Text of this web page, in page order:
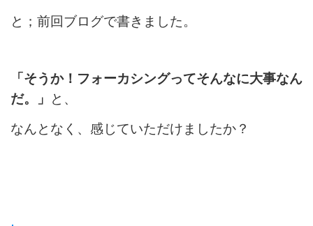
と；前回ブログで書きました。
「そうか！フォーカシングってそんなに大事なん
だ。」
と、
なんとなく、感じていただけましたか？